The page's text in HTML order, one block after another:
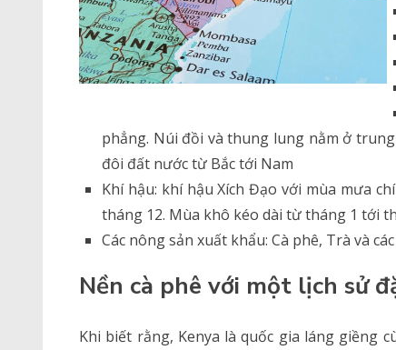
phẳng. Núi đồi và thung lung nằm ở
đôi đất nước từ Bắc tới Nam
Khí hậu: khí hậu Xích Đạo với mùa mưa
tháng 12. Mùa khô kéo dài từ tháng 1 tới
Các nông sản xuất khẩu: Cà phê, Trà và
Nền cà phê với một lịch sử
Khi biết rằng, Kenya là quốc gia láng giềng